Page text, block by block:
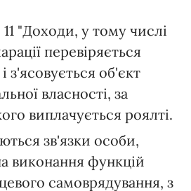
11 "Доходи, у тому числі
перевіряється
з'ясовується об'єкт
власності, за
виплачується роялті.
зв'язки особи,
виконання функцій
самоврядування, з